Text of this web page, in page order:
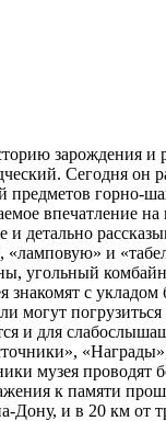
зарождения и
Сегодня он
предметов горно-
впечатление на
детально
«ламповую» и
угольный
с укладом
могут
и для
музея проводят
к памяти
Дону, и в 20 км от